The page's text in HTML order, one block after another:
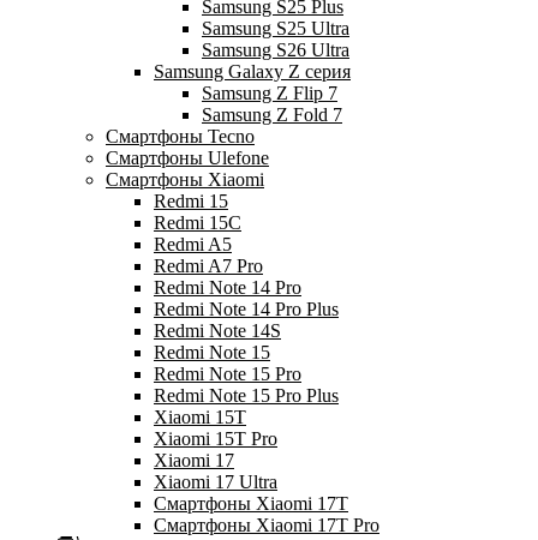
Samsung S25 Plus
Samsung S25 Ultra
Samsung S26 Ultra
Samsung Galaxy Z серия
Samsung Z Flip 7
Samsung Z Fold 7
Смартфоны Tecno
Смартфоны Ulefone
Смартфоны Xiaomi
Redmi 15
Redmi 15C
Redmi A5
Redmi A7 Pro
Redmi Note 14 Pro
Redmi Note 14 Pro Plus
Redmi Note 14S
Redmi Note 15
Redmi Note 15 Pro
Redmi Note 15 Pro Plus
Xiaomi 15T
Xiaomi 15T Pro
Xiaomi 17
Xiaomi 17 Ultra
Смартфоны Xiaomi 17Т
Смартфоны Xiaomi 17Т Pro